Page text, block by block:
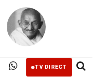
TV DIRECT